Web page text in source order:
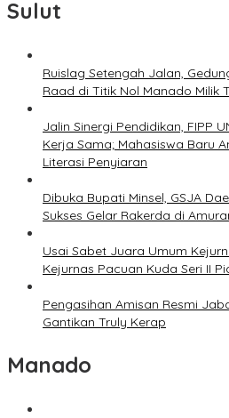
Sulut
Ruislag Setengah Jalan,
Raad di Titik Nol Manado Milik
Jalin Sinergi Pendidikan, FIPP
Kerja Sama; Mahasiswa Baru
Literasi Penyiaran
Dibuka Bupati Minsel, GSJA
Sukses Gelar Rakerda di
Usai Sabet Juara Umum
Kejurnas Pacuan Kuda Seri II
Pengasihan Amisan Resmi
Gantikan Truly Kerap
Manado